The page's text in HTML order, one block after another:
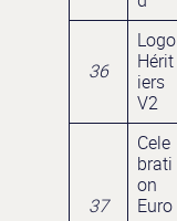
36
Logo
Hérit
iers
V2
37
Cele
brati
on
Euro